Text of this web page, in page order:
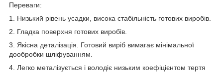
Переваги:
1. Низький рівень усадки, висока стабільність готових виробів.
2. Гладка поверхня готових виробів.
3. Якісна деталізація. Готовий виріб вимагає мінімальної
дообробки шліфуванням.
4. Легко металізується і володіє низьким коефіцієнтом тертя